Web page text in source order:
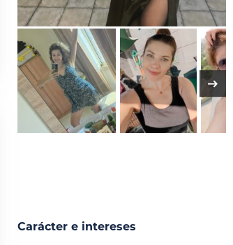
Carácter e intereses